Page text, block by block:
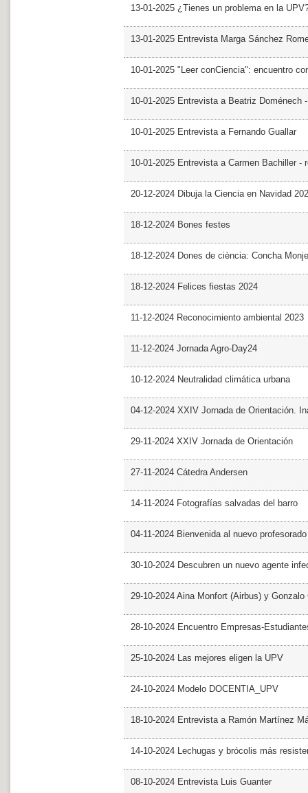
13-01-2025 ¿Tienes un problema en la
13-01-2025 Entrevista Marga Sánchez
10-01-2025 "Leer conCiencia": encuentro
10-01-2025 Entrevista a Beatriz Doménech
10-01-2025 Entrevista a Fernando Guallar
10-01-2025 Entrevista a Carmen Bachiller -
20-12-2024 Dibuja la Ciencia en Navidad
18-12-2024 Bones festes
18-12-2024 Dones de ciència: Concha Monje
18-12-2024 Felices fiestas 2024
11-12-2024 Reconocimiento ambiental 2023
11-12-2024 Jornada Agro-Day24
10-12-2024 Neutralidad climática urbana
04-12-2024 XXIV Jornada de Orientación.
29-11-2024 XXIV Jornada de Orientación
27-11-2024 Cátedra Andersen
14-11-2024 Fotografías salvadas del barro
04-11-2024 Bienvenida al nuevo profesorado
30-10-2024 Descubren un nuevo agente
29-10-2024 Aina Monfort (Airbus) y
28-10-2024 Encuentro Empresas-
25-10-2024 Las mejores eligen la UPV
24-10-2024 Modelo DOCENTIA_UPV
18-10-2024 Entrevista a Ramón Martínez
14-10-2024 Lechugas y brócolis más
08-10-2024 Entrevista Luis Guanter